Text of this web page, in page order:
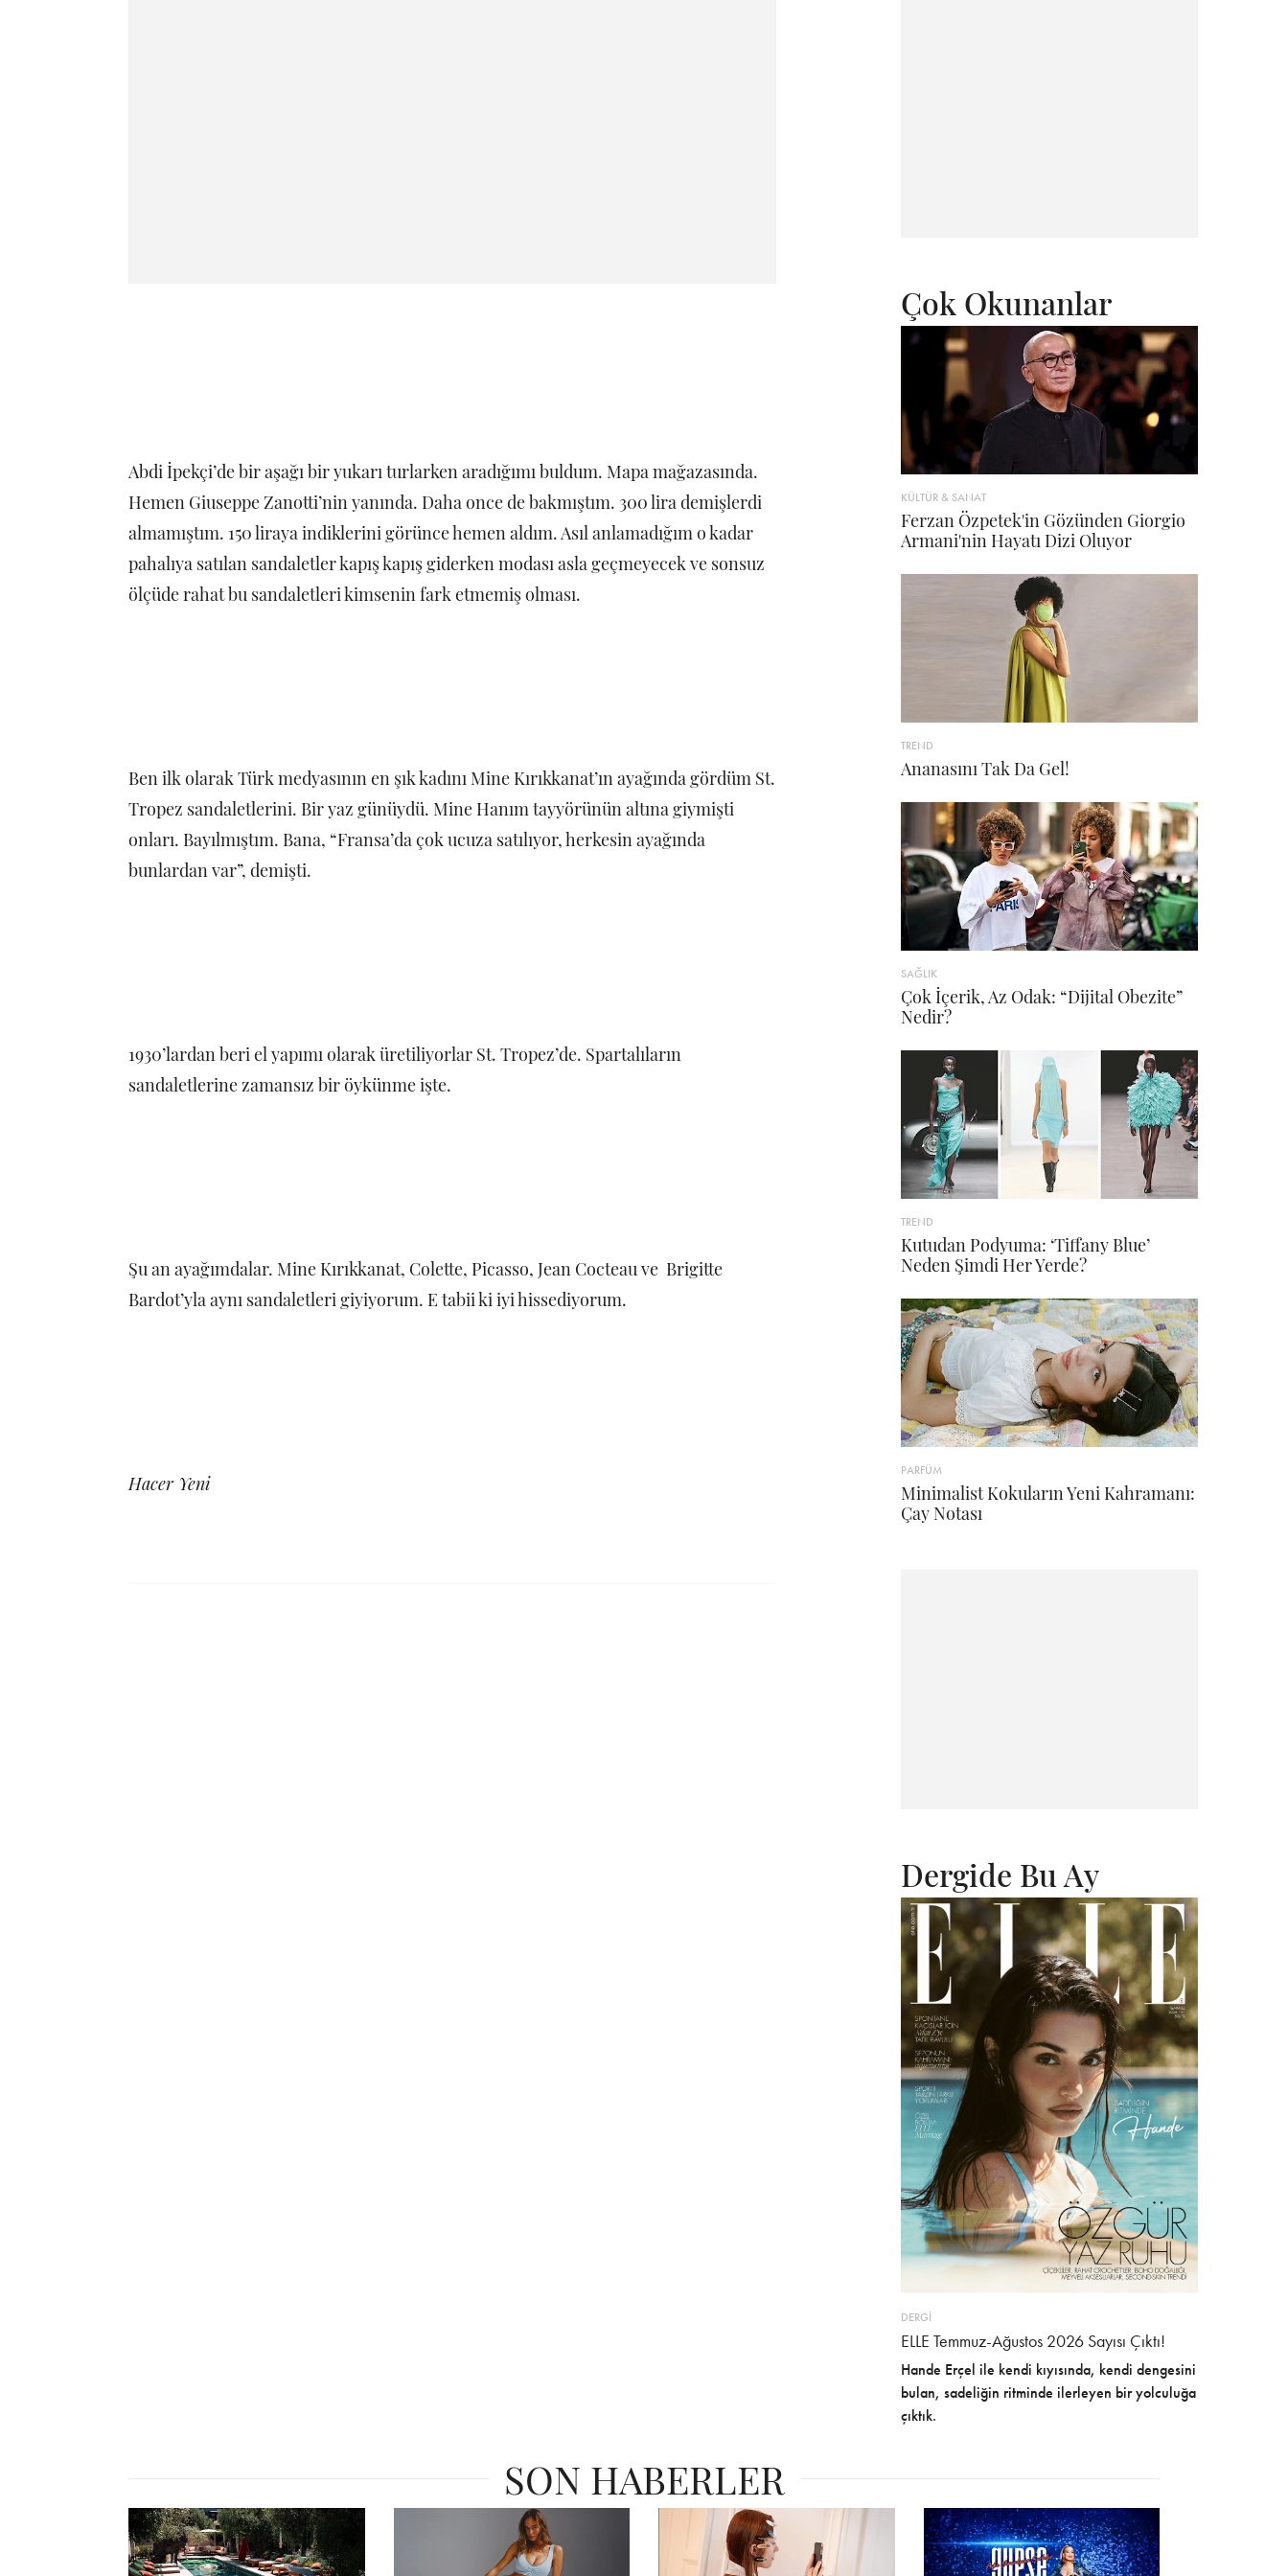
Abdi İpekçi’de bir aşağı bir yukarı turlarken aradığımı buldum. Mapa mağazasında.
Hemen Giuseppe Zanotti’nin yanında. Daha once de bakmıştım. 300 lira demişlerdi
almamıştım. 150 liraya indiklerini görünce hemen aldım. Asıl anlamadığım o kadar
pahalıya satılan sandaletler kapış kapış giderken modası asla geçmeyecek ve sonsuz
ölçüde rahat bu sandaletleri kimsenin fark etmemiş olması.
Ben ilk olarak Türk medyasının en şık kadını Mine Kırıkkanat’ın ayağında gördüm St.
Tropez sandaletlerini. Bir yaz günüydü. Mine Hanım tayyörünün altına giymişti
onları. Bayılmıştım. Bana, “Fransa’da çok ucuza satılıyor, herkesin ayağında
bunlardan var”, demişti.
1930’lardan beri el yapımı olarak üretiliyorlar St. Tropez’de. Spartalıların
sandaletlerine zamansız bir öykünme işte.
Şu an ayağımdalar. Mine Kırıkkanat, Colette, Picasso, Jean Cocteau ve Brigitte
Bardot’yla aynı sandaletleri giyiyorum. E tabii ki iyi hissediyorum.
Hacer Yeni
Çok Okunanlar
KÜLTÜR & SANAT
Ferzan Özpetek'in Gözünden Giorgio
Armani'nin Hayatı Dizi Oluyor
TREND
Ananasını Tak Da Gel!
SAĞLIK
Çok İçerik, Az Odak: “Dijital Obezite”
Nedir?
TREND
Kutudan Podyuma: ‘Tiffany Blue’
Neden Şimdi Her Yerde?
PARFÜM
Minimalist Kokuların Yeni Kahramanı:
Çay Notası
Dergide Bu Ay
DERGİ
ELLE Temmuz-Ağustos 2026 Sayısı Çıktı!
Hande Erçel ile kendi kıyısında, kendi dengesini
bulan, sadeliğin ritminde ilerleyen bir yolculuğa
çıktık.
SON HABERLER